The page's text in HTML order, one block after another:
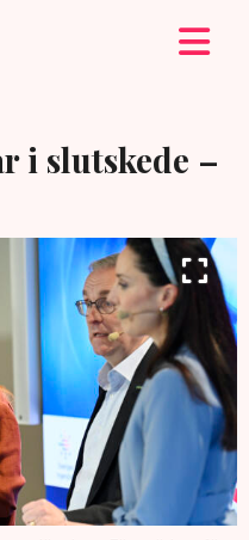
i slutskede –